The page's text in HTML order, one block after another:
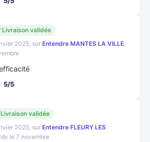
Livraison validée
2025, sur Entendre MANTES LA VILLE,
5/5
Livraison validée
2025, sur Entendre FLEURY LES
le 7 novembre